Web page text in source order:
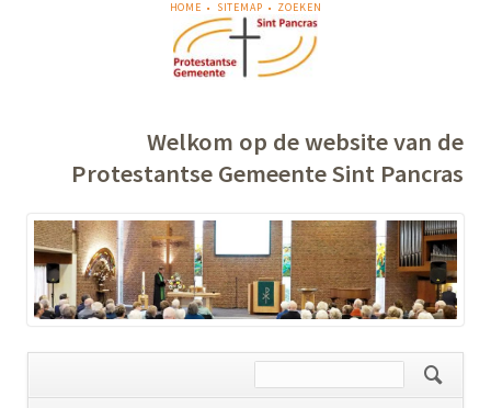
NAVIGATIE
OVERSLAAN
HOME SITEMAP ZOEKEN
Welkom op de website van de
Protestantse Gemeente Sint Pancras